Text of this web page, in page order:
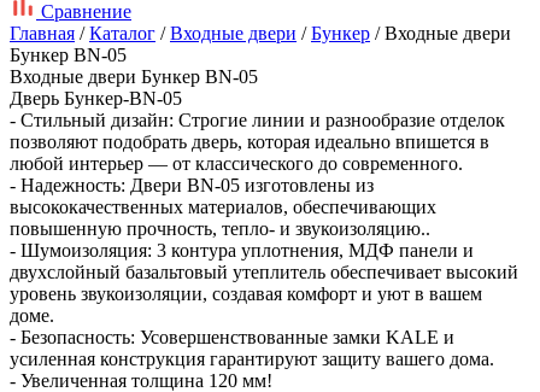
Сравнение
Главная /Каталог /Входные двери /Бункер / Входные двери
Бункер BN-05
Входные двери Бункер BN-05
Дверь Бункер-BN-05
- Стильный дизайн: Строгие линии и разнообразие отделок
позволяют подобрать дверь, которая идеально впишется в
любой интерьер — от классического до современного.
- Надежность: Двери BN-05 изготовлены из
высококачественных материалов, обеспечивающих
повышенную прочность, тепло- и звукоизоляцию..
- Шумоизоляция: 3 контура уплотнения, МДФ панели и
двухслойный базальтовый утеплитель обеспечивает высокий
уровень звукоизоляции, создавая комфорт и уют в вашем
доме.
- Безопасность: Усовершенствованные замки KALE и
усиленная конструкция гарантируют защиту вашего дома.
- Увеличенная толщина 120 мм!